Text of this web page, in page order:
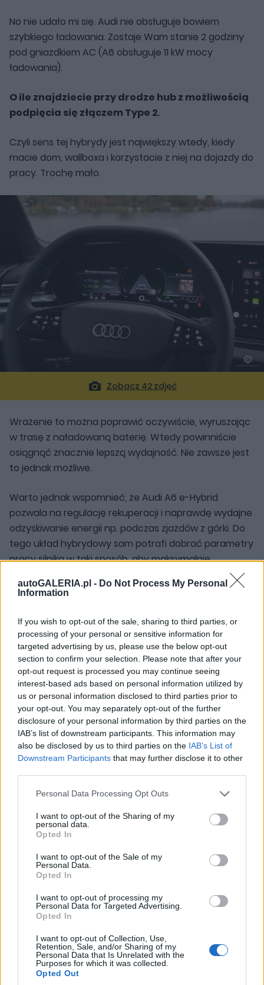
autoGALERIA.pl - Do Not Process My Personal
Information
If you wish to opt-out of the sale, sharing to third parties, or
processing of your personal or sensitive information for
targeted advertising by us, please use the below opt-out
section to confirm your selection. Please note that after your
opt-out request is processed you may continue seeing
interest-based ads based on personal information utilized by
us or personal information disclosed to third parties prior to
your opt-out. You may separately opt-out of the further
disclosure of your personal information by third parties on the
IAB’s list of downstream participants. This information may
also be disclosed by us to third parties on the IAB’s List of
Downstream Participants that may further disclose it to other
Please note that this website/app uses one or more Google
not limited to your visit or usage behaviour. You may click to
grant or deny consent to Google and its third-party tags to
use your data for below specified purposes in below Google
consent section.
Personal Data Processing Opt Outs
I want to opt-out of the Sharing of my
personal data.
Opted In
I want to opt-out of the Sale of my
Personal Data.
Opted In
I want to opt-out of processing my
Personal Data for Targeted Advertising.
Opted In
I want to opt-out of Collection, Use,
Retention, Sale, and/or Sharing of my
Personal Data that Is Unrelated with the
Purposes for which it was collected.
Opted Out
No nie udało mi się. Audi nie obsługuje bowiem
szybkiego ładowania. Zostaje Wam stanie 2 godziny
pod gniazdkiem AC (A6 obsługuje 11 kW mocy
ładowania).
O ile znajdziecie przy drodze hub z możliwością
podpięcia się złączem Type 2.
Czyli sens tej hybrydy jest największy wtedy, kiedy
macie dom, wallboxa i korzystacie z niej na dojazdy do
pracy. Trochę mało.
Zobacz 42 zdjęć
Wrażenie to można poprawić oczywiście, wyruszając
w trasę z naładowaną baterię. Wtedy powinniście
osiągnąć znacznie lepszą wydajność. Nie zawsze jest
to jednak możliwe.
Warto jednak wspomnieć, że Audi A6 e-Hybrid
pozwala na regulację rekuperacji i naprawdę wydajne
odzyskiwanie energii np. podczas zjazdów z górki. Do
tego układ hybrydowy sam potrafi dobrać parametry
pracy silnika w taki sposób, aby maksymalnie
CarPlay, czy Android Auto i skorzystać z wbudowanej
nawigacji Audi. Wtedy systemy się "spinają" i możecie
cieszyć się czymś, co można nazwać hybrydą
predykcyjną. To powinno powiększyć zasięg w trasie.
Możecie też ustawić sobie poziom naładowania
baterii na koniec trasy. Aby dojeżdżając do celu móc
np. dłużej poruszać się w trybie elektrycznym.
Audi A6 2025 - solidnie zrobiony
samochód
spodziewałem się szybszej reakcji na gaz, dzięki
wsparciu jednostki elektrycznej. Ale jest nieźle. A6
jeździ się przyjemnie i bardzo cicho.
Niemcy wygłuszyli porządnie swój samochód,
tak jak przystało na segment E. Sprawdza się świetnie
w trasie i to nawet przy wyższych prędkościach.
Do tego jest bardzo stabilne i całkiem przyjemnie się
prowadzi. Komfort jazdy jest również na bardzo
wysokim poziomie. Zawieszenie pracuje dość cicho i